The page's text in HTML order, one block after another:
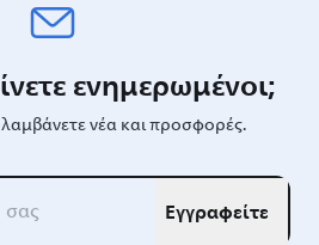
ενημερωμένοι;
λαμβάνετε νέα και προσφορές.
Εγγραφείτε